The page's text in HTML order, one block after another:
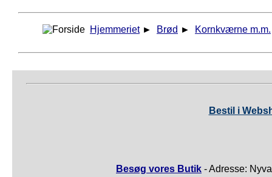
Hjemmeriet ► Brød ► Kornkværne m.m.
Bestil i
Besøg vores Butik - Adresse: